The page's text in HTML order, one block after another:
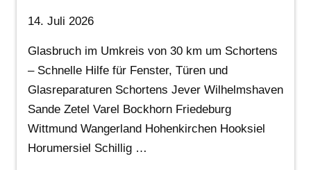
14. Juli 2026
Glasbruch im Umkreis von 30 km um Schortens
– Schnelle Hilfe für Fenster, Türen und
Glasreparaturen Schortens Jever Wilhelmshaven
Sande Zetel Varel Bockhorn Friedeburg
Wittmund Wangerland Hohenkirchen Hooksiel
Horumersiel Schillig …